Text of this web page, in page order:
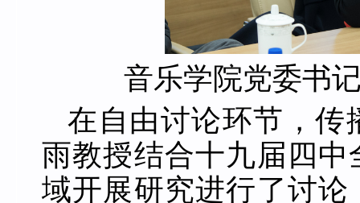
音乐学院党委书
在自由讨论环节，传
雨教授结合十九届四
域开展研究进行了讨